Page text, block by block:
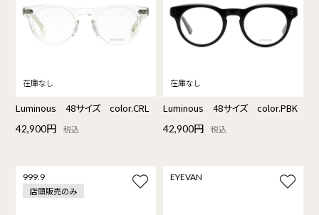
Luminous 48サイズ color.CRL
42,900円 税込
Luminous 48サイズ color.PBK
42,900円 税込
999.9
店頭販売のみ
EYEVAN